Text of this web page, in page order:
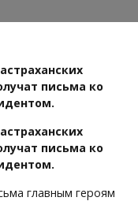
письма ко
письма ко
главным героям